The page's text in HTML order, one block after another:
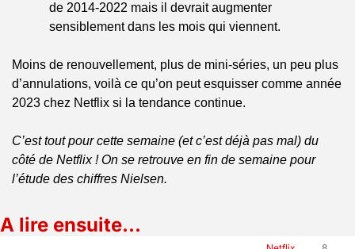
de 2014-2022 mais il devrait augmenter
sensiblement dans les mois qui viennent.
Moins de renouvellement, plus de mini-séries, un peu plus
d’annulations, voilà ce qu’on peut esquisser comme année
2023 chez Netflix si la tendance continue.
C’est tout pour cette semaine (et c’est déjà pas mal) du
côté de Netflix ! On se retrouve en fin de semaine pour
l’étude des chiffres Nielsen.
A lire ensuite…